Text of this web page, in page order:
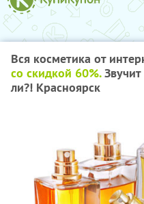
Вся косметика от
со скидкой 60%.Звучит
ли?! Красноярск